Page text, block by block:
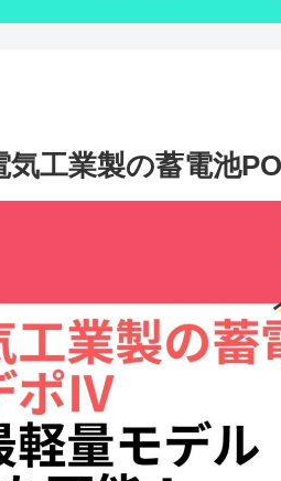
気工業製の蓄電